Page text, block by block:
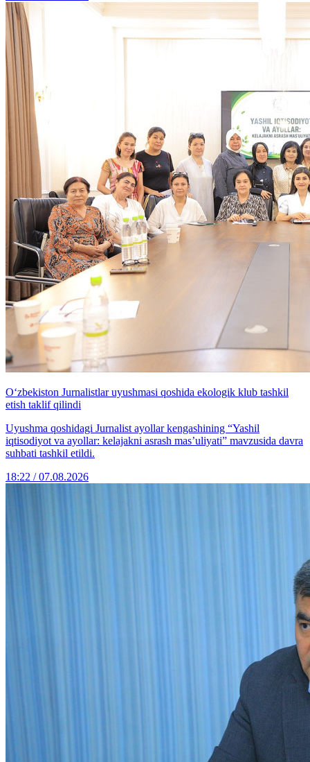
O‘zbekiston Jurnalistlar uyushmasi qoshida ekologik klub tashkil
etish taklif qilindi
Uyushma qoshidagi Jurnalist ayollar kengashining “Yashil
iqtisodiyot va ayollar: kelajakni asrash mas’uliyati” mavzusida davra
suhbati tashkil etildi.
18:22 / 07.08.2026